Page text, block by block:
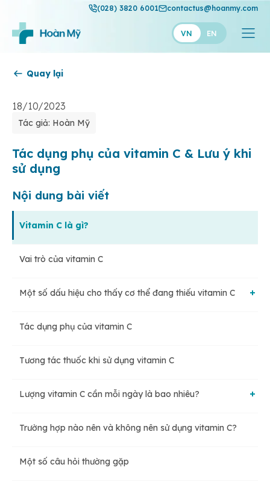
(028) 3820 6001 contactus@hoanmy.com
VN EN
Thuận Mỹ
Quay lại
18/10/2023
Tác giả: Hoàn Mỹ
Tác dụng phụ của vitamin C & Lưu ý khi
sử dụng
Nội dung bài viết
Vitamin C là gì?
Vai trò của vitamin C
Một số dấu hiệu cho thấy cơ thể đang thiếu vitamin C
Vết thương lâu lành
Tác dụng phụ của vitamin C
Tương tác thuốc khi sử dụng vitamin C
Lượng vitamin C cần mỗi ngày là bao nhiêu?
Lượng tiêu thụ khuyến nghị
Trường hợp nào nên và không nên sử dụng vitamin C?
Một số câu hỏi thường gặp